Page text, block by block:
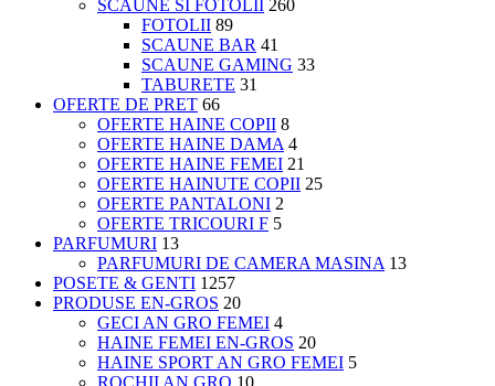
SCAUNE SI FOTOLII 260
FOTOLII 89
SCAUNE BAR 41
SCAUNE GAMING 33
TABURETE 31
OFERTE DE PRET 66
OFERTE HAINE COPII 8
OFERTE HAINE DAMA 4
OFERTE HAINE FEMEI 21
OFERTE HAINUTE COPII 25
OFERTE PANTALONI 2
OFERTE TRICOURI F 5
PARFUMURI 13
PARFUMURI DE CAMERA MASINA 13
POSETE & GENTI 1257
PRODUSE EN-GROS 20
GECI AN GRO FEMEI 4
HAINE FEMEI EN-GROS 20
HAINE SPORT AN GRO FEMEI 5
ROCHII AN GRO 10